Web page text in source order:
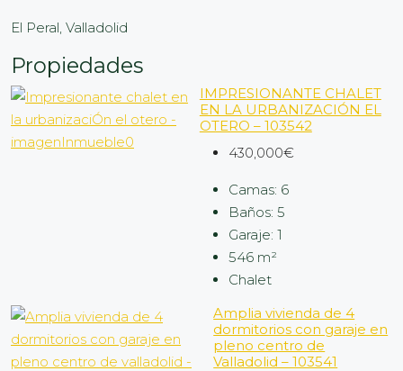
El Peral, Valladolid
Propiedades
IMPRESIONANTE CHALET
EN LA URBANIZACIÓN EL
OTERO – 103542
430,000€
Camas: 6
Baños: 5
Garaje: 1
546 m²
Chalet
Amplia vivienda de 4
dormitorios con garaje en
pleno centro de
Valladolid – 103541